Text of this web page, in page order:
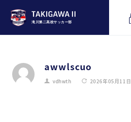
滝川第二高校サッカー部
awwlscuo
vdhwth 2026年05月11日